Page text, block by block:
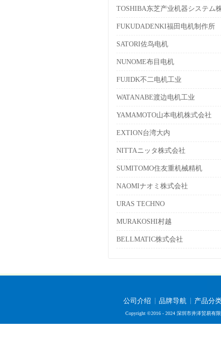
TOSHIBA东芝产业机器システム
FUKUDADENKI福田电机制作所
SATORI佐鸟电机
NUNOME布目电机
FUJIDK不二电机工业
WATANABE渡边电机工业
YAMAMOTO山本电机株式会社
EXTION台湾大内
NITTAニッタ株式会社
SUMITOMO住友重机械精机
NAOMIナオミ株式会社
URAS TECHNO
MURAKOSHI村越
BELLMATIC株式会社
公司介绍 品牌导航 产品分
Copyright ©2016 - 2024 深圳市井泽贸易有